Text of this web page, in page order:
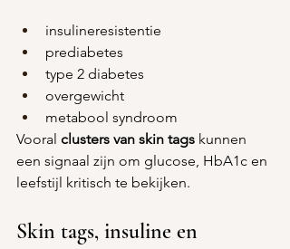
insulineresistentie
prediabetes
type 2 diabetes
overgewicht
metabool syndroom
Vooral clusters van skin tags kunnen
een signaal zijn om glucose, HbA1c en
leefstijl kritisch te bekijken.
Skin tags, insuline en